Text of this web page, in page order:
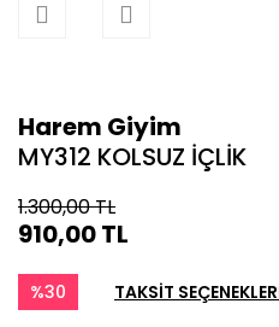
Harem Giyim
MY312 KOLSUZ İÇLİK
1.300,00 TL
910,00 TL
%30 TAKSİT